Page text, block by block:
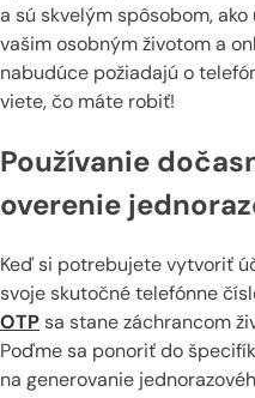
a sú skvelým spôsobom,
vašim osobným životom a
nabudúce požiadajú o
viete, čo máte robiť!
Používanie
overenie
Keď si potrebujete vytvoriť
svoje skutočné telefónne
OTPsa stane záchrancom
Poďme sa ponoriť do
na generovanie